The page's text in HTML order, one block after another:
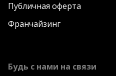
Публичная оферта
Франчайзинг
Будь с нами на связи